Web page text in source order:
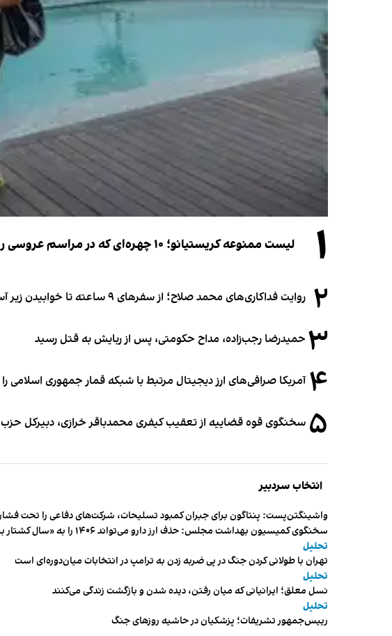
۱ لیست ممنوعه کریستیانو؛ ۱۰ چهره‌ای که در مراسم عروسی رونالدو و جورجینا جایی ندارند
۲ روایت فداکاری‌های محمد صلاح؛ از سفرهای ۹ ساعته تا خوابیدن زیر آسمان قاهره
۳ حمیدرضا رجب‌زاده، مداح حکومتی، پس از ربایش به قتل رسید
۴ آمریکا صرافی‌های ارز دیجیتال مرتبط با شبکه قمار جمهوری اسلامی
۵ سخنگوی قوه قضاییه از تعقیب کیفری محمدباقر خرازی، دبیر‌کل
انتخاب سردبیر
واشینگتن‌پست: پنتاگون برای جبران کمبود تسلیحات، شرکت‌های دفاعی را تحت
سخنگوی کمیسیون بهداشت مجلس: حذف ارز دارو می‌تواند ۱۴۰۶ را به «سال کشتار بیماران» تبدیل کند
تحلیل
تهران با طولانی کردن جنگ در پی ضربه زدن به ترامپ در انتخابات میان‌دوره‌ای است
تحلیل
نسل معلق؛ ایرانیانی که میان رفتن، دیده شدن و بازگشت زندگی می‌کنند
تحلیل
رییس‌جمهور تشریفات؛ پزشکیان در حاشیه روزهای جنگ